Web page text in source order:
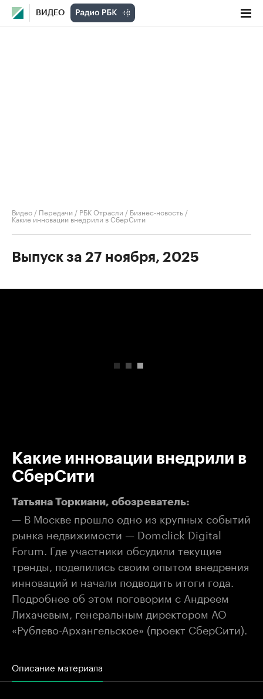
ВИДЕО
Видео / Передачи / РБК Отрасли / Бизнес-новость /
Какие инновации внедрили в СберСити
Выпуск за 27 ноября, 2025
Какие инновации внедрили в
СберСити
Татьяна Торкиани, обозреватель:
— В Москве прошло одно из крупных событий
рынка недвижимости — Domclick Digital
Forum. Где участники обсудили текущие
тренды, поделились своим опытом внедрения
инноваций и начали подводить итоги года.
Подробнее об этом поговорим с Андреем
Лихачевым, генеральным директором АО
«Рублево-Архангельское» (проект СберСити).
Описание материала